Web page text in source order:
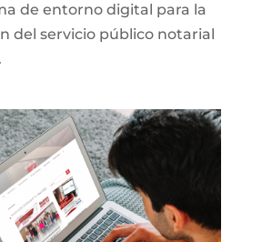
de entorno digital para la
del servicio público notarial